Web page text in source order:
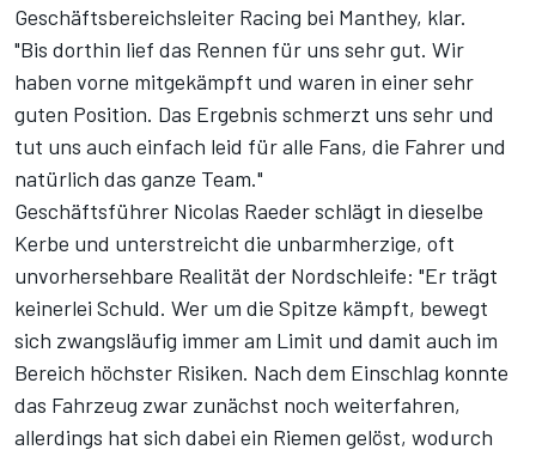
Geschäftsbereichsleiter Racing bei Manthey, klar.
"Bis dorthin lief das Rennen für uns sehr gut. Wir
haben vorne mitgekämpft und waren in einer sehr
guten Position. Das Ergebnis schmerzt uns sehr und
tut uns auch einfach leid für alle Fans, die Fahrer und
natürlich das ganze Team."
Geschäftsführer Nicolas Raeder schlägt in dieselbe
Kerbe und unterstreicht die unbarmherzige, oft
unvorhersehbare Realität der Nordschleife: "Er trägt
keinerlei Schuld. Wer um die Spitze kämpft, bewegt
sich zwangsläufig immer am Limit und damit auch im
Bereich höchster Risiken. Nach dem Einschlag konnte
das Fahrzeug zwar zunächst noch weiterfahren,
allerdings hat sich dabei ein Riemen gelöst, wodurch